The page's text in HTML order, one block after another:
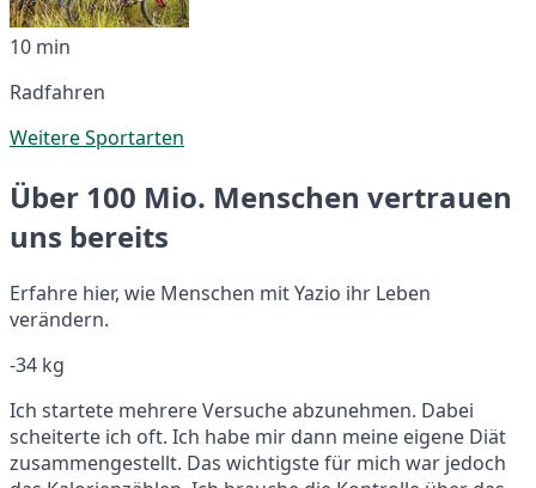
10 min
Radfahren
Weitere Sportarten
Über 100 Mio. Menschen vertrauen
uns bereits
Erfahre hier, wie Menschen mit Yazio ihr Leben
verändern.
-34 kg
Ich startete mehrere Versuche abzunehmen. Dabei
scheiterte ich oft. Ich habe mir dann meine eigene Diät
zusammengestellt. Das wichtigste für mich war jedoch